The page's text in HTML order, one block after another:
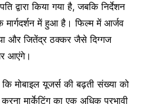
द्वारा किया गया है, जबकि निर्देशन
मार्गदर्शन में हुआ है। फिल्म में आर्जव
और जितेंद्र ठक्कर जैसे दिग्गज
आएंगे।
मोबाइल यूजर्स की बढ़ती संख्या को
मार्केटिंग का एक अधिक प्रभावी